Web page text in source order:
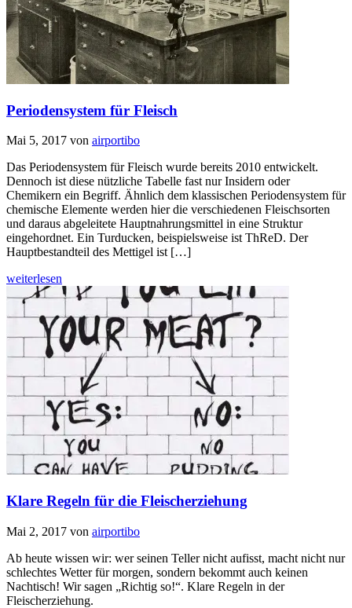
Periodensystem für Fleisch
Mai 5, 2017 von airportibo
Das Periodensystem für Fleisch wurde bereits 2010 entwickelt.
Dennoch ist diese nützliche Tabelle fast nur Insidern oder
Chemikern ein Begriff. Ähnlich dem klassischen Periodensystem für
chemische Elemente werden hier die verschiedenen Fleischsorten
und daraus abgeleitete Hauptnahrungsmittel in eine Struktur
eingehordnet. Ein Turducken, beispielsweise ist ThReD. Der
Hauptbestandteil des Mettigel ist […]
weiterlesen
Klare Regeln für die Fleischerziehung
Mai 2, 2017 von airportibo
Ab heute wissen wir: wer seinen Teller nicht aufisst, macht nicht nur
schlechtes Wetter für morgen, sondern bekommt auch keinen
Nachtisch! Wir sagen „Richtig so!“. Klare Regeln in der
Fleischerziehung.